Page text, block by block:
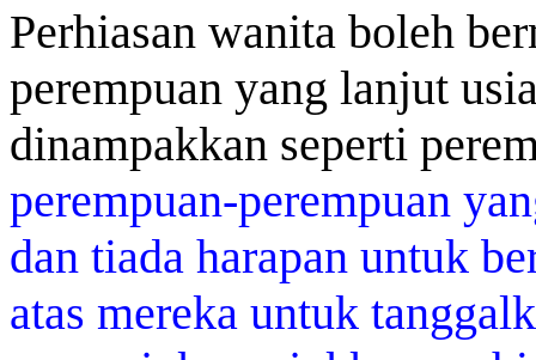
Perhiasan wanita boleh
perempuan yang lanjut
dinampakkan seperti
perempuan-perempuan
dan tiada harapan untuk
atas mereka untuk